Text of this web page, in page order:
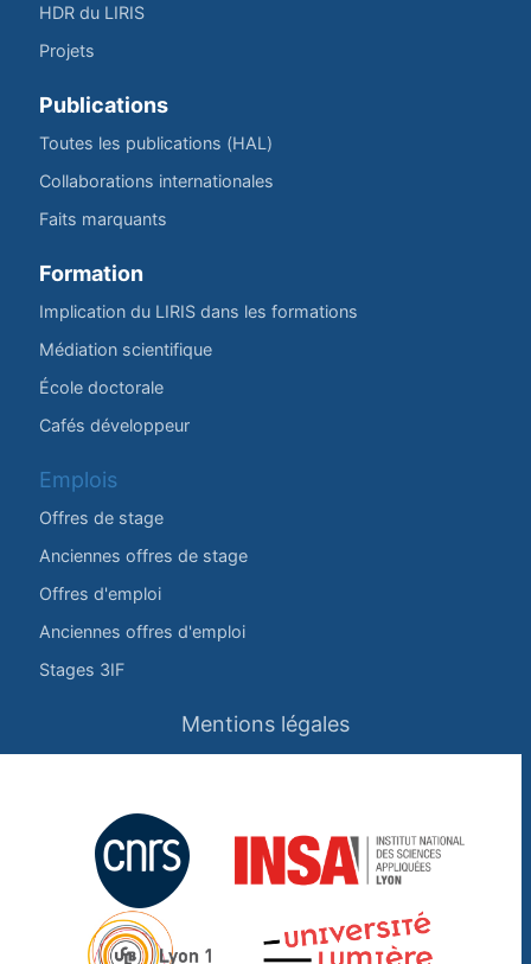
HDR du LIRIS
Projets
Publications
Toutes les publications (HAL)
Collaborations internationales
Faits marquants
Formation
Implication du LIRIS dans les formations
Médiation scientifique
École doctorale
Cafés développeur
Emplois
Offres de stage
Anciennes offres de stage
Offres d'emploi
Anciennes offres d'emploi
Stages 3IF
Mentions légales